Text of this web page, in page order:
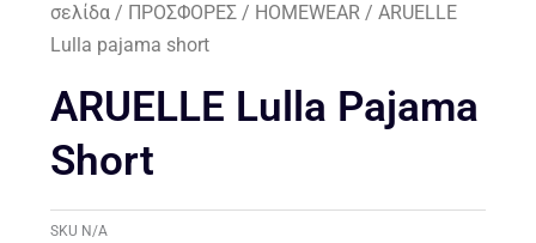
σελίδα / ΠΡΟΣΦΟΡΕΣ / HOMEWEAR / ARUELLE
Lulla pajama short
ARUELLE Lulla Pajama
Short
SKU N/A